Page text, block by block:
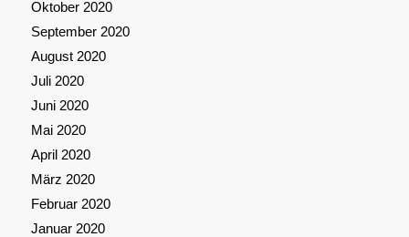
Oktober 2020
September 2020
August 2020
Juli 2020
Juni 2020
Mai 2020
April 2020
März 2020
Februar 2020
Januar 2020